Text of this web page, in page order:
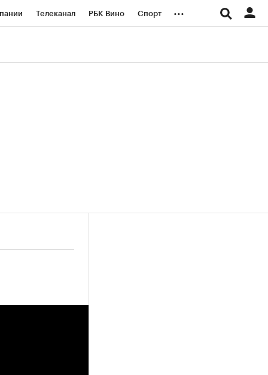
Телеканал РБК Вино Спорт ...